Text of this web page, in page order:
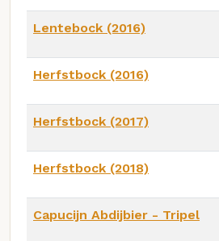
Lentebock (2016)
Herfstbock (2016)
Herfstbock (2017)
Herfstbock (2018)
Capucijn Abdijbier - Tripel